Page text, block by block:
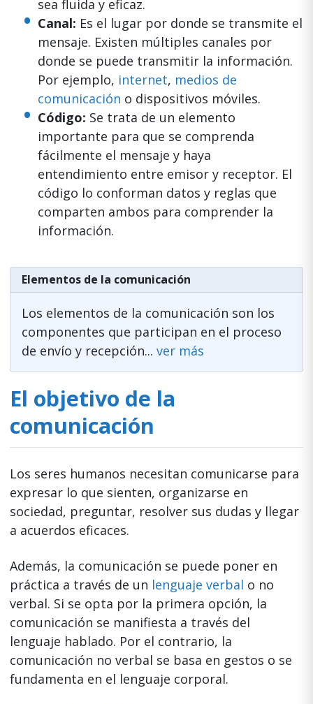
sea fluida y eficaz.
Canal: Es el lugar por donde se transmite el
mensaje. Existen múltiples canales por
donde se puede transmitir la información.
Por ejemplo, internet, medios de
comunicación o dispositivos móviles.
Código: Se trata de un elemento
importante para que se comprenda
fácilmente el mensaje y haya
entendimiento entre emisor y receptor. El
código lo conforman datos y reglas que
comparten ambos para comprender la
información.
Elementos de la comunicación
Los elementos de la comunicación son los
componentes que participan en el proceso
de envío y recepción... ver más
El objetivo de la
comunicación
Los seres humanos necesitan comunicarse para
expresar lo que sienten, organizarse en
sociedad, preguntar, resolver sus dudas y llegar
a acuerdos eficaces.
Además, la comunicación se puede poner en
práctica a través de un lenguaje verbal o no
verbal. Si se opta por la primera opción, la
comunicación se manifiesta a través del
lenguaje hablado. Por el contrario, la
comunicación no verbal se basa en gestos o se
fundamenta en el lenguaje corporal.